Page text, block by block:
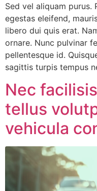
Sed vel aliquam
egestas eleifend,
libero dui quis erat.
ornare. Nunc pulvinar
pellentesque id.
sagittis turpis tempus
Nec
tellus
vehicula